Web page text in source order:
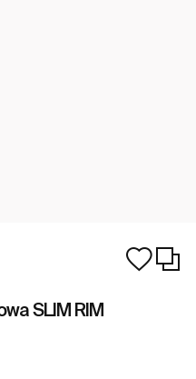
SLIM RIM